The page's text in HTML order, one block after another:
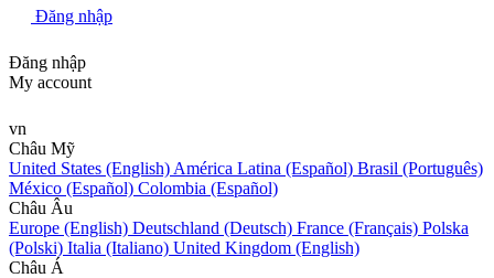
Đăng nhập
Đăng nhập
My account
vn
Châu Mỹ
United States (English) América Latina (Español) Brasil (Português)
México (Español) Colombia (Español)
Châu Âu
Europe (English) Deutschland (Deutsch) France (Français) Polska
(Polski) Italia (Italiano) United Kingdom (English)
Châu Á